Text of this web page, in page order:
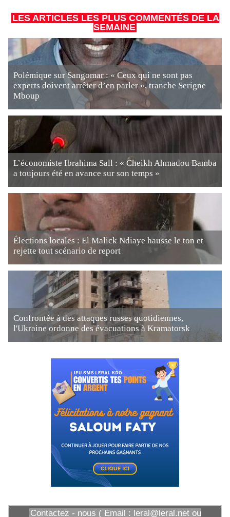
LES ARTICLES LES PLUS COMMENTÉS DE LA
SEMAINE
Polémique sur Sangomar : « Ceux qui ne sont pas
experts doivent arrêter d’en parler », tranche Serigne
Mboup
L’économiste Ibrahima Sall : « Cheikh Ahmadou Bamba
a toujours été en avance sur son temps »
Élections locales : El Malick Ndiaye hausse le ton et
rejette tout scénario de report
Confrontée à des attaques russes quotidiennes,
l'Ukraine ordonne des évacuations à Kramatorsk
Contactez - nous ( Email : leral@leral.net ou